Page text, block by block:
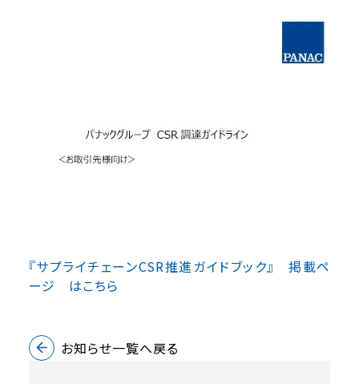
『サプライチェーンCSR推進ガイドブック』 掲載ペ
ージ はこちら
お知らせ一覧へ戻る